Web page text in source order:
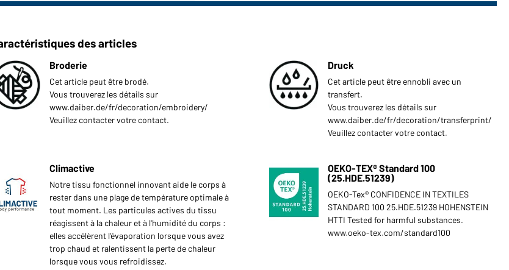
des articles
Broderie
Cet article peut être brodé.
Vous trouverez les détails sur
www.daiber.de/fr/decoration/embroidery/
Veuillez contacter votre contact.
Druck
Cet article peut être ennobli avec un
transfert.
Vous trouverez les détails sur
www.daiber.de/fr/decoration/transferprint/
Veuillez contacter votre contact.
Climactive
Notre tissu fonctionnel innovant aide le corps à
rester dans une plage de température optimale à
tout moment. Les particules actives du tissu
réagissent à la chaleur et à l'humidité du corps :
elles accélèrent l'évaporation lorsque vous avez
trop chaud et ralentissent la perte de chaleur
lorsque vous vous refroidissez.
OEKO-TEX® Standard 100
(25.HDE.51239)
OEKO-Tex® CONFIDENCE IN TEXTILES
STANDARD 100 25.HDE.51239 HOHENSTEIN
HTTI Tested for harmful substances.
www.oeko-tex.com/standard100